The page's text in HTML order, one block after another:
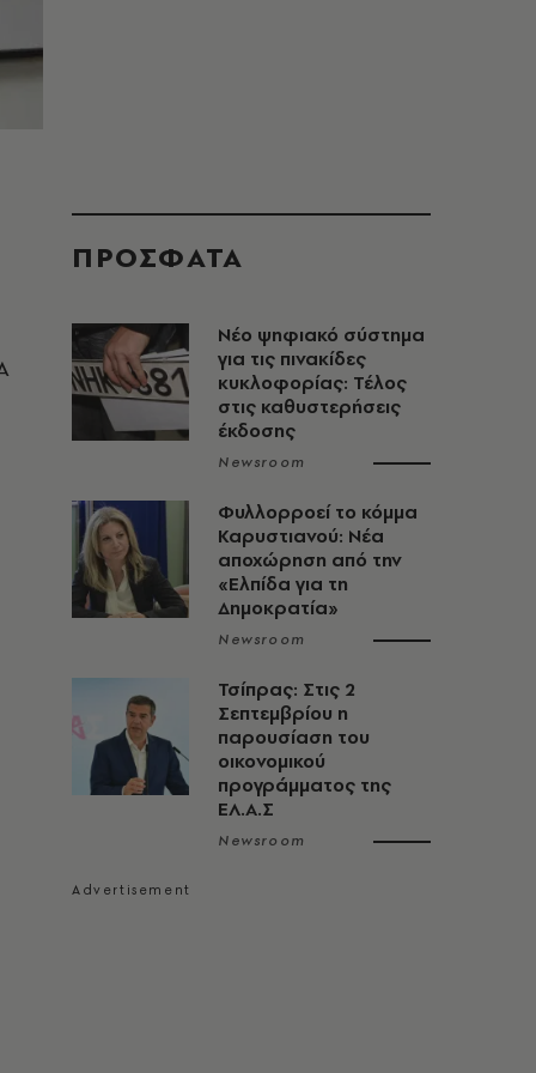
ΠΡΟΣΦΑΤΑ
Νέο ψηφιακό σύστημα
για τις πινακίδες
κυκλοφορίας: Τέλος
στις καθυστερήσεις
έκδοσης
Newsroom
Φυλλορροεί το κόμμα
Καρυστιανού: Νέα
αποχώρηση από την
«Ελπίδα για τη
Δημοκρατία»
Newsroom
Τσίπρας: Στις 2
Σεπτεμβρίου η
παρουσίαση του
οικονομικού
προγράμματος της
ΕΛ.Α.Σ
Newsroom